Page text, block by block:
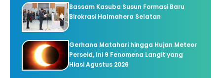
Bassam Kasuba Susun Formasi Baru
Birokrasi Halmahera Selatan
Gerhana Matahari hingga Hujan Meteor
Perseid, Ini 9 Fenomena Langit yang
Hiasi Agustus 2026